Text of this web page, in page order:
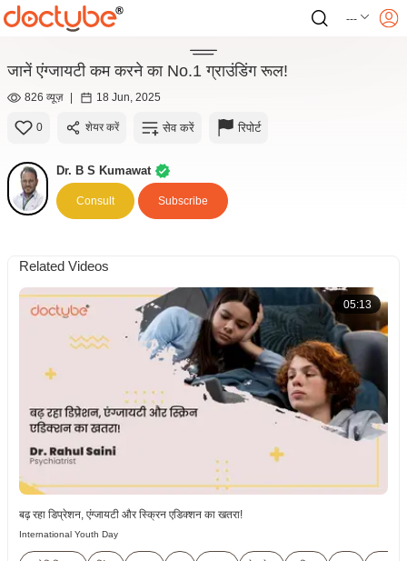
---
जानें एंग्जायटी कम करने का No.1 ग्राउंडिंग रूल!
826 व्यूज़ | 18 Jun, 2025
0 शेयर करें सेव करें रिपोर्ट
Dr. B S Kumawat
Consult Subscribe
Related Videos
05:13
बढ़ रहा डिप्रेशन, एंग्जायटी और स्क्रिन एडिक्शन का खतरा!
International Youth Day